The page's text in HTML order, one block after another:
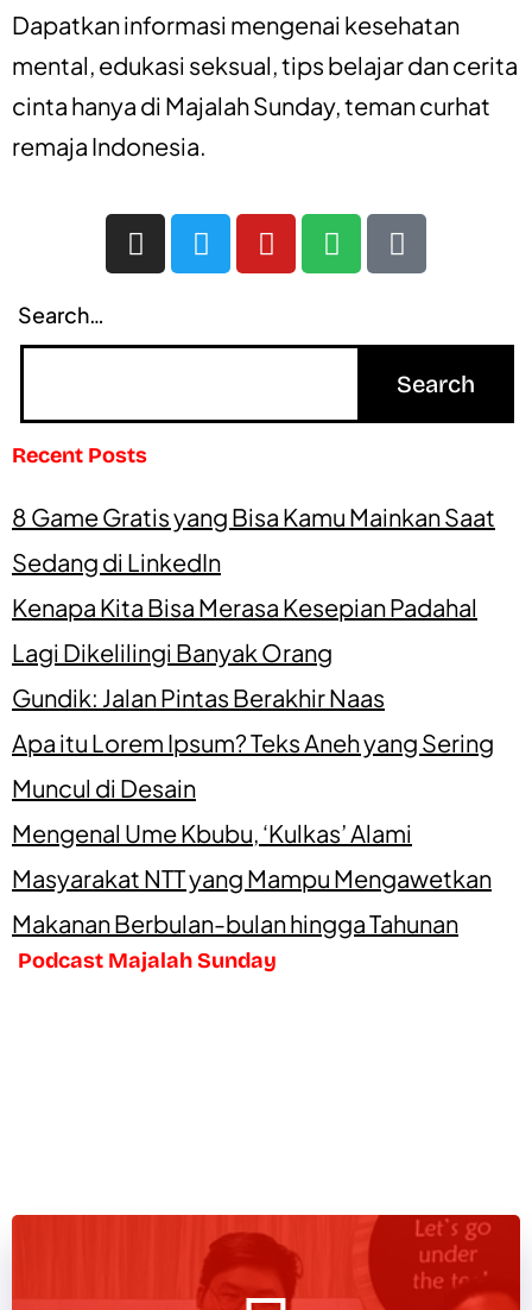
Dapatkan informasi mengenai kesehatan
mental, edukasi seksual,tips belajardancerita
cinta hanya di Majalah Sunday, teman curhat
remaja Indonesia.
Search…
Recent Posts
8 Game Gratis yang Bisa Kamu Mainkan Saat
Sedang di LinkedIn
Kenapa Kita Bisa Merasa Kesepian Padahal
Lagi Dikelilingi Banyak Orang
Gundik: Jalan Pintas Berakhir Naas
Apa itu Lorem Ipsum? Teks Aneh yang Sering
Muncul di Desain
Mengenal Ume Kbubu, ‘Kulkas’ Alami
Masyarakat NTT yang Mampu Mengawetkan
Makanan Berbulan-bulan hingga Tahunan
Podcast Majalah Sunday